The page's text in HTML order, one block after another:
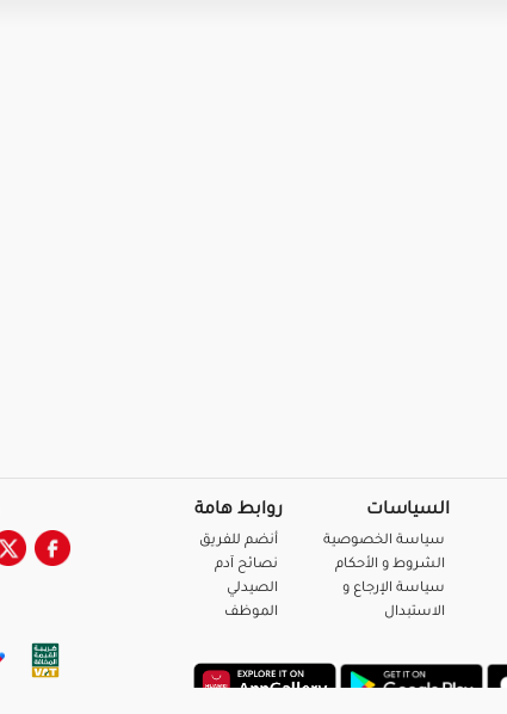
السياسات
سياسة الخصوصية
الشروط و الأحكام
سياسة الإرجاع و
الاستبدال
روابط هامة
أنضم للفريق
نصائح آدم
الصيدلي
الموظف